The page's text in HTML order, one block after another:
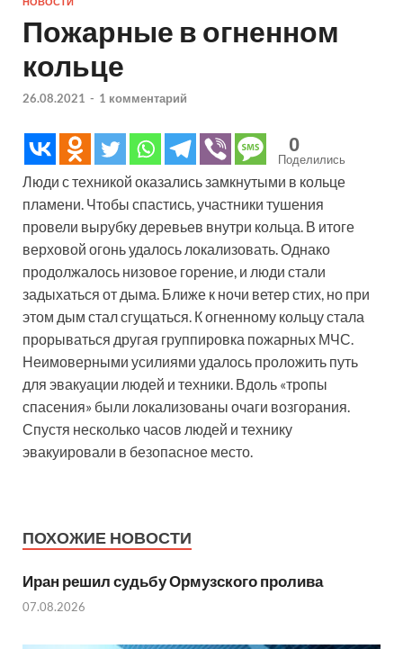
Пожарные в огненном
кольце
26.08.2021 - 1 комментарий
0
Поделились
Люди с техникой оказались замкнутыми в кольце
пламени. Чтобы спастись, участники тушения
провели вырубку деревьев внутри кольца. В итоге
верховой огонь удалось локализовать. Однако
продолжалось низовое горение, и люди стали
задыхаться от дыма. Ближе к ночи ветер стих, но при
этом дым стал сгущаться. К огненному кольцу стала
прорываться другая группировка пожарных МЧС.
Неимоверными усилиями удалось проложить путь
для эвакуации людей и техники. Вдоль «тропы
спасения» были локализованы очаги возгорания.
Спустя несколько часов людей и технику
эвакуировали в безопасное место.
ПОХОЖИЕ НОВОСТИ
Иран решил судьбу Ормузского пролива
07.08.2026